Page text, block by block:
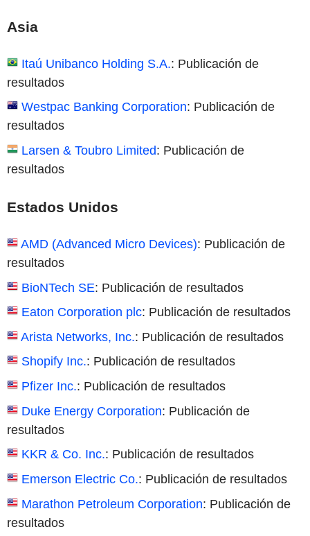
Asia
Itaú Unibanco Holding S.A.: Publicación de
resultados
Westpac Banking Corporation: Publicación de
resultados
Larsen & Toubro Limited: Publicación de
resultados
Estados Unidos
AMD (Advanced Micro Devices): Publicación de
resultados
BioNTech SE: Publicación de resultados
Eaton Corporation plc: Publicación de resultados
Arista Networks, Inc.: Publicación de resultados
Shopify Inc.: Publicación de resultados
Pfizer Inc.: Publicación de resultados
Duke Energy Corporation: Publicación de
resultados
KKR & Co. Inc.: Publicación de resultados
Emerson Electric Co.: Publicación de resultados
Marathon Petroleum Corporation: Publicación de
resultados